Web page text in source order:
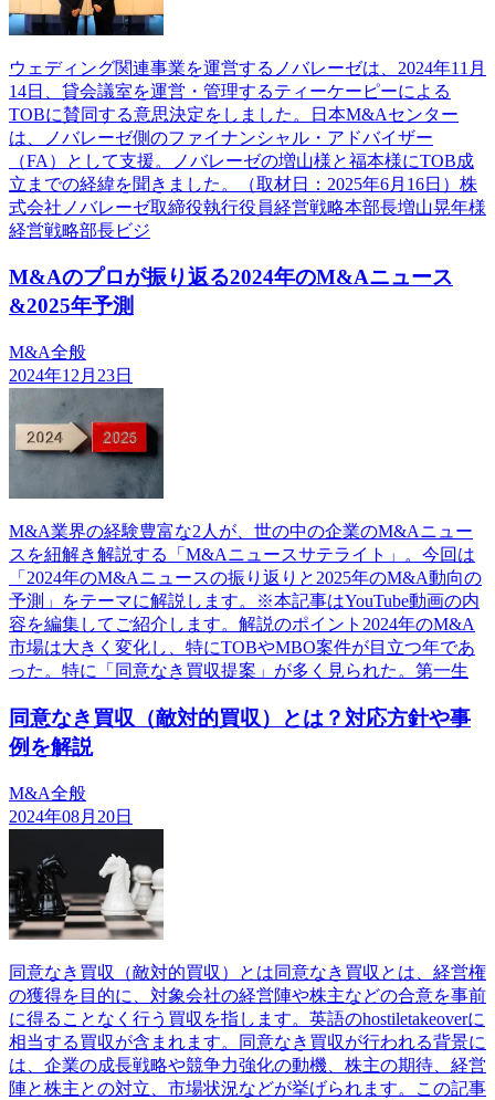
ウェディング関連事業を運営するノバレーゼは、2024年11月
14日、貸会議室を運営・管理するティーケーピーによる
TOBに賛同する意思決定をしました。日本M&Aセンター
は、ノバレーゼ側のファイナンシャル・アドバイザー
（FA）として支援。ノバレーゼの増山様と福本様にTOB成
立までの経緯を聞きました。（取材日：2025年6月16日）株
式会社ノバレーゼ取締役執行役員経営戦略本部長増山晃年様
経営戦略部長ビジ
M&Aのプロが振り返る2024年のM&Aニュース
&2025年予測
M&A全般
2024年12月23日
M&A業界の経験豊富な2人が、世の中の企業のM&Aニュー
スを紐解き解説する「M&Aニュースサテライト」。今回は
「2024年のM&Aニュースの振り返りと2025年のM&A動向の
予測」をテーマに解説します。※本記事はYouTube動画の内
容を編集してご紹介します。解説のポイント2024年のM&A
市場は大きく変化し、特にTOBやMBO案件が目立つ年であ
った。特に「同意なき買収提案」が多く見られた。第一生
同意なき買収（敵対的買収）とは？対応方針や事
例を解説
M&A全般
2024年08月20日
同意なき買収（敵対的買収）とは同意なき買収とは、経営権
の獲得を目的に、対象会社の経営陣や株主などの合意を事前
に得ることなく行う買収を指します。英語のhostiletakeoverに
相当する買収が含まれます。同意なき買収が行われる背景に
は、企業の成長戦略や競争力強化の動機、株主の期待、経営
陣と株主との対立、市場状況などが挙げられます。この記事